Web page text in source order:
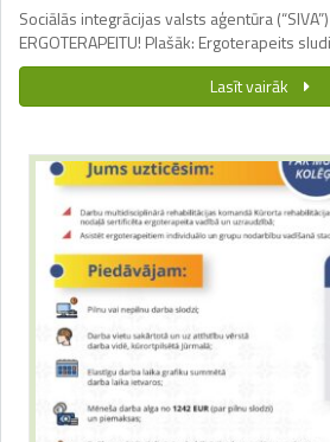
Sociālās integrācijas valsts aģentūra
ERGOTERAPEITU! Plašāk: Ergoterapeits
Lasīt vairāk